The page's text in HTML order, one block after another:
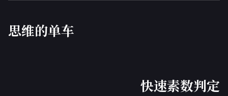
思维的单车
快速素数判定